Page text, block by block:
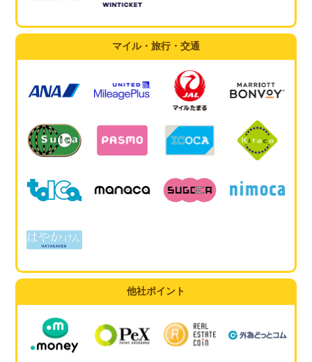
マイル・旅行・交通
他社ポイント